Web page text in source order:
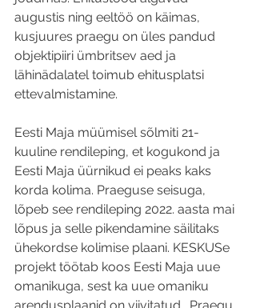
augustis ning eeltöö on käimas,
kusjuures praegu on üles pandud
objektipiiri ümbritsev aed ja
lähinädalatel toimub ehitusplatsi
ettevalmistamine.
Eesti Maja müümisel sõlmiti 21-
kuuline rendileping, et kogukond ja
Eesti Maja üürnikud ei peaks kaks
korda kolima. Praeguse seisuga,
lõpeb see rendileping 2022. aasta mai
lõpus ja selle pikendamine säilitaks
ühekordse kolimise plaani. KESKUSe
projekt töötab koos Eesti Maja uue
omanikuga, sest ka uue omaniku